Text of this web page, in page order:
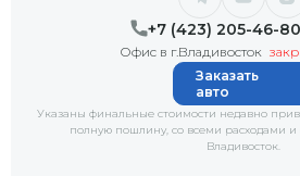
+7 (423) 205-46-80
Офис в г.Владивосток
Указаны финальные стоимости недавно
полную пошлину, со всеми расходами и
Владивосток.
Заказать
авто